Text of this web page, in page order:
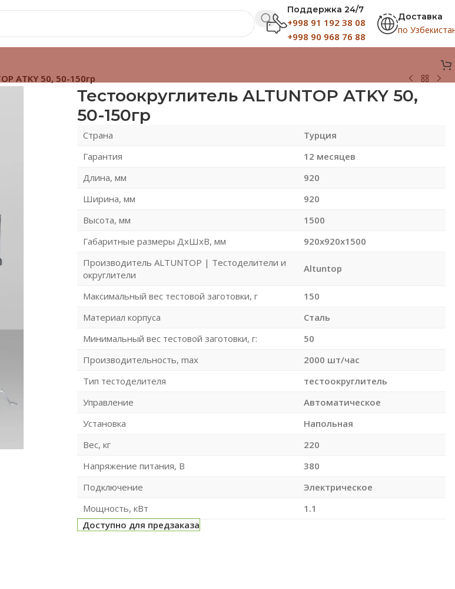
Поддержка 24/7
+998 91 192 38 08
+998 90 968 76 88
Доставка
по
ATKY 50, 50-150гр
Тестоокруглитель ALTUNTOP ATKY 50,
50-150гр
Страна
Турция
Гарантия
12 месяцев
Длина, мм
920
Ширина, мм
920
Высота, мм
1500
Габаритные размеры ДхШхВ, мм
920x920x1500
Производитель ALTUNTOP | Тестоделители и
округлители
Altuntop
Максимальный вес тестовой заготовки, г
150
Материал корпуса
Сталь
Минимальный вес тестовой заготовки, г:
50
Производительность, max
2000 шт/час
Тип тестоделителя
тестоокруглитель
Управление
Автоматическое
Установка
Напольная
Вес, кг
220
Напряжение питания, В
380
Подключение
Электрическое
Мощность, кВт
1.1
Доступно для предзаказа